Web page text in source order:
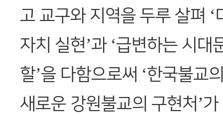
고 교구와 지역을 두루 살펴 ‘
자치 실현’과 ‘급변하는 시대
할’을 다함으로써 ‘한국불교
새로운 강원불교의 구현처’